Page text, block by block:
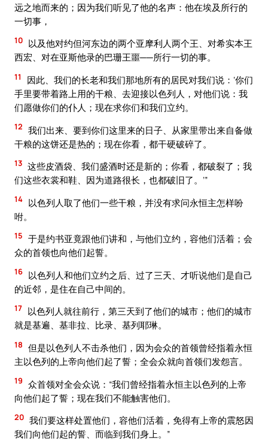
远之地而来的；因为我们听见了他的名声：他在埃及所行的
一切事，
10 以及他对约但河东边的两个亚摩利人两个王、对希实本王
西宏、对在亚斯他录的巴珊王噩──所行一切的事。
11
因此、我们的长老和我们那地所有的居民对我们说：‘你们
手里要带着路上用的干粮、去迎接以色列人，对他们说：我
们愿做你们的仆人；现在求你们和我们立约。
12 我们出来、要到你们这里来的日子、从家里带出来自备做
干粮的这饼还是热的；现在你看，都干硬破碎了。
13 这些皮酒袋、我们盛酒时还是新的；你看，都破裂了；我
们这些衣裳和鞋、因为道路很长，也都破旧了。’”
14 以色列人取了他们一些干粮，并没有求问永恒主怎样吩
咐。
15 于是约书亚竟跟他们讲和，与他们立约，容他们活着；会
众的首领也向他们起誓。
16 以色列人和他们立约之后、过了三天、才听说他们是自己
的近邻，是住在自己中间的。
17 以色列人就往前行，第三天到了他们的城市；他们的城市
就是基遍、基非拉、比录、基列耶琳。
18 但是以色列人不击杀他们，因为会众的首领曾经指着永恒
主以色列的上帝向他们起了誓；全会众就向首领们发怨言。
19 众首领对全会众说：“我们曾经指着永恒主以色列的上帝
向他们起了誓；现在我们不能触害他们。
20 我们要这样处置他们，容他们活着，免得有上帝的震怒因
我们向他们起的誓、而临到我们身上。”